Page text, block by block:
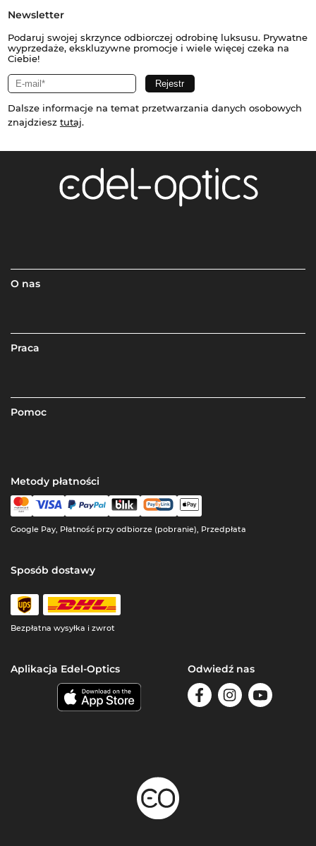
Newsletter
Podaruj swojej skrzynce odbiorczej odrobinę luksusu. Prywatne
wyprzedaże, ekskluzywne promocje i wiele więcej czeka na
Ciebie!
Dalsze informacje na temat przetwarzania danych osobowych
znajdziesz tutaj.
O nas
Praca
Pomoc
Metody płatności
Google Pay, Płatność przy odbiorze (pobranie), Przedpłata
Sposób dostawy
Bezpłatna wysyłka i zwrot
Aplikacja Edel-Optics Odwiedź nas